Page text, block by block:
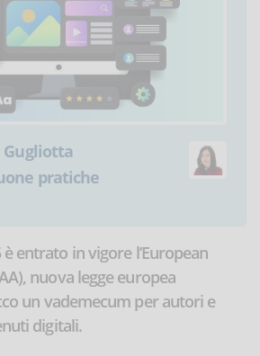
Gugliotta
pratiche
entrato in vigore l’European
nuova legge europea
un vademecum per autori e
digitali.